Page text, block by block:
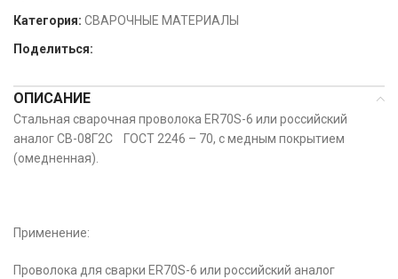
Категория: СВАРОЧНЫЕ МАТЕРИАЛЫ
Поделиться:
ОПИСАНИЕ
Стальная сварочная проволока ER70S-6 или российский
аналог СВ-08Г2С ГОСТ 2246 – 70, с медным покрытием
(омедненная).
Применение:
Проволока для сварки ER70S-6 или российский аналог